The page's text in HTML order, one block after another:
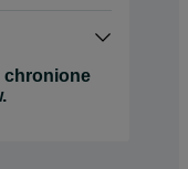
chronione